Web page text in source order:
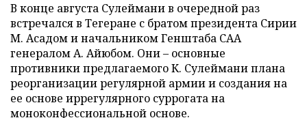
В конце августа Сулеймани в очередной раз
встречался в Тегеране с братом президента Сирии
М. Асадом и начальником Генштаба САА
генералом А. Айюбом. Они – основные
противники предлагаемого К. Сулеймани плана
реорганизации регулярной армии и создания на
ее основе иррегулярного суррогата на
моноконфессиональной основе.